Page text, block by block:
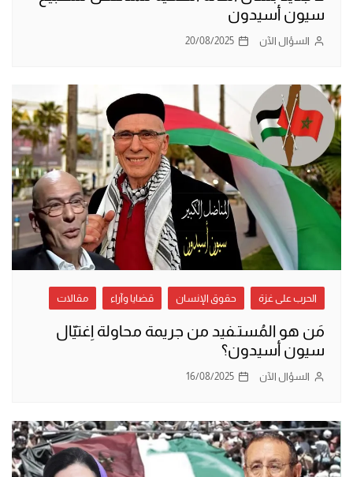
سيون أسيدون
السؤال الآن 20/08/2025
الحرب على غزة حقوق الإنسان قضايا وآراء مقالات
مَن هو المُستـفيد من جريمة محاولة اِغتيّال
سيون أسيدون؟
السؤال الآن 16/08/2025